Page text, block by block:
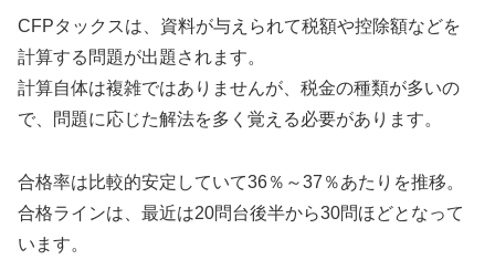
CFPタックスは、資料が与えられて税額や控除額などを
計算する問題が出題されます。
計算自体は複雑ではありませんが、税金の種類が多いの
で、問題に応じた解法を多く覚える必要があります。
合格率は比較的安定していて36％～37％あたりを推移。
合格ラインは、最近は20問台後半から30問ほどとなって
います。